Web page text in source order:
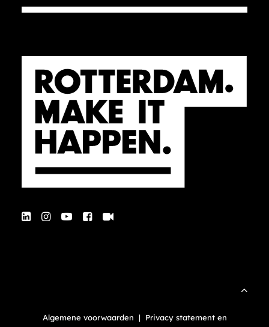
Algemene voorwaarden | Privacy statement en